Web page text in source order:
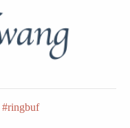
ringbuf